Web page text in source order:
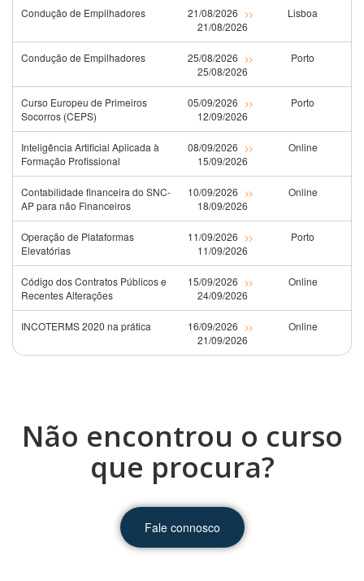
Condução de Empilhadores 21/08/2026 >>
21/08/2026
Lisboa
Condução de Empilhadores 25/08/2026 >>
25/08/2026
Porto
Curso Europeu de Primeiros
Socorros (CEPS)
05/09/2026 >>
12/09/2026
Porto
Inteligência Artificial Aplicada à
Formação Profissional
08/09/2026 >>
15/09/2026
Online
Contabilidade financeira do SNC-
AP para não Financeiros
10/09/2026 >>
18/09/2026
Online
Operação de Plataformas
Elevatórias
11/09/2026 >>
11/09/2026
Porto
Código dos Contratos Públicos e
Recentes Alterações
15/09/2026 >>
24/09/2026
Online
INCOTERMS 2020 na prática 16/09/2026 >>
21/09/2026
Online
Não encontrou o curso
que procura?
Fale connosco